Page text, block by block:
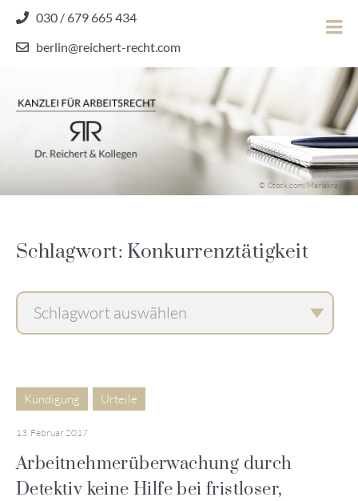
content
030 / 679 665 434
berlin@reichert-recht.com
Dr.
Reichert
Arbeitsrecht
© iStock.com/Mariakray
Schlagwort: Konkurrenztätigkeit
Kündigung Urteile
13. Februar 2017
Arbeitnehmerüberwachung durch
Detektiv keine Hilfe bei fristloser,